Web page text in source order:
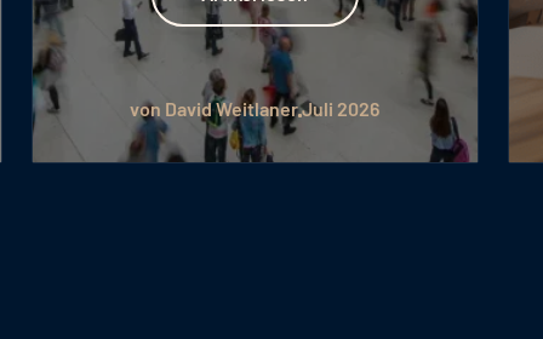
von David WeitlanerJuli 2026